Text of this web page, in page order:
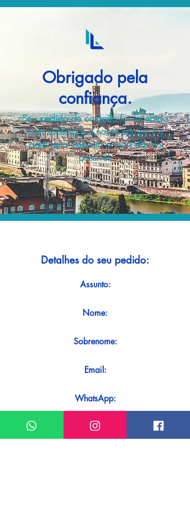
Obrigado pela
confiança.
Seu pedido de cotação foi recebido
com sucesso e a nossa equipe lhe
dará uma resposta o mais rápido
possível.
Detalhes do seu pedido:
Assunto:
Nome:
Sobrenome:
Email:
WhatsApp:
Mensagem: